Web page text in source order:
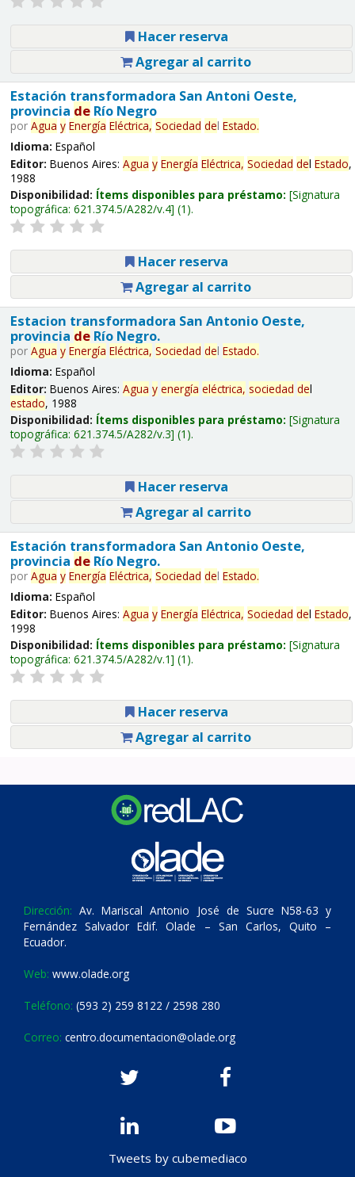
Hacer reserva
Agregar al carrito
Estación transformadora San Antoni Oeste,
provincia deRío Negro
por Agua y Energía Eléctrica, Sociedad del Estado.
Idioma: Español
Editor: Buenos Aires: Agua y Energía Eléctrica, Sociedad del Estado,
1988
Disponibilidad: Ítems disponibles para préstamo: Signatura
topográfica: 621.374.5/A282/v.4 (1).
Hacer reserva
Agregar al carrito
Estacion transformadora San Antonio Oeste,
provincia deRío Negro.
por Agua y Energía Eléctrica, Sociedad del Estado.
Idioma: Español
Editor: Buenos Aires: Agua y energía eléctrica, sociedad del
estado, 1988
Disponibilidad: Ítems disponibles para préstamo: Signatura
topográfica: 621.374.5/A282/v.3 (1).
Hacer reserva
Agregar al carrito
Estación transformadora San Antonio Oeste,
provincia deRío Negro.
por Agua y Energía Eléctrica, Sociedad del Estado.
Idioma: Español
Editor: Buenos Aires: Agua y Energía Eléctrica, Sociedad del Estado,
1998
Disponibilidad: Ítems disponibles para préstamo: Signatura
topográfica: 621.374.5/A282/v.1 (1).
Hacer reserva
Agregar al carrito
Dirección: Av. Mariscal Antonio José de Sucre N58-63 y
Fernández Salvador Edif. Olade – San Carlos, Quito –
Ecuador.
Web: www.olade.org
Teléfono: (593 2) 259 8122 / 2598 280
Correo: centro.documentacion@olade.org
Tweets by cubemediaco